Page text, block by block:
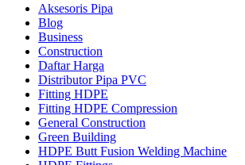
Aksesoris Pipa
Blog
Business
Construction
Daftar Harga
Distributor Pipa PVC
Fitting HDPE
Fitting HDPE Compression
General Construction
Green Building
HDPE Butt Fusion Welding Machine